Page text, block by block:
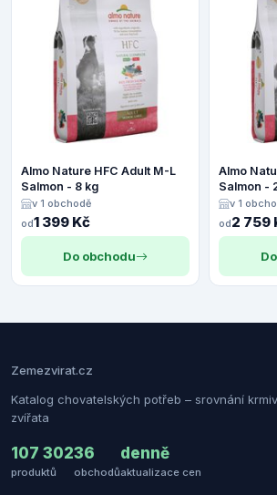
Almo Nature HFC Adult M-L
Salmon - 8 kg
v 1 obchodě
od1 399 Kč
Do obchodu
Almo
Salmon -
v 1
od2 759
Zemezvirat.cz
Katalog chovatelských potřeb – srovnání
zvířata
107 302
produktů
36
obchodů
denně
aktualizace cen